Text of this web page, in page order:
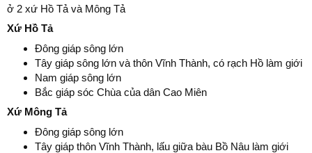
ở 2 xứ Hồ Tả và Mông Tả
Xứ Hồ Tả
Đông giáp sông lớn
Tây giáp sông lớn và thôn Vĩnh Thành, có rạch Hồ làm giới
Nam giáp sông lớn
Bắc giáp sóc Chùa của dân Cao Miên
Xứ Mông Tả
Đông giáp sông lớn
Tây giáp thôn Vĩnh Thành, lấu giữa bàu Bồ Nâu làm giới